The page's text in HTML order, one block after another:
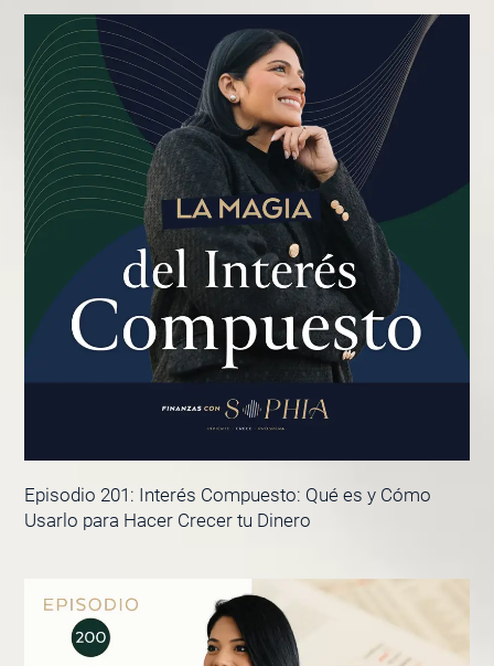
Episodio 201: Interés Compuesto: Qué es y Cómo
Usarlo para Hacer Crecer tu Dinero